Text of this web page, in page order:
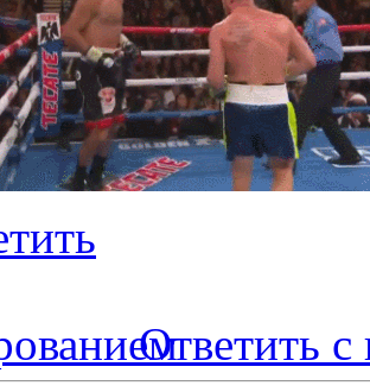
Ответить с